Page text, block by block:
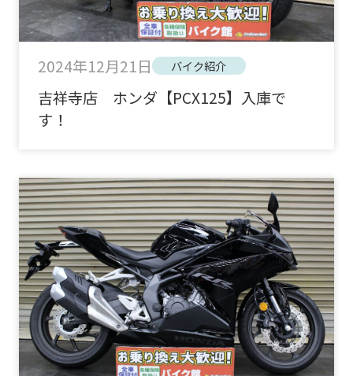
2024年12月21日 バイク紹介
吉祥寺店 ホンダ【PCX125】入庫で
す！